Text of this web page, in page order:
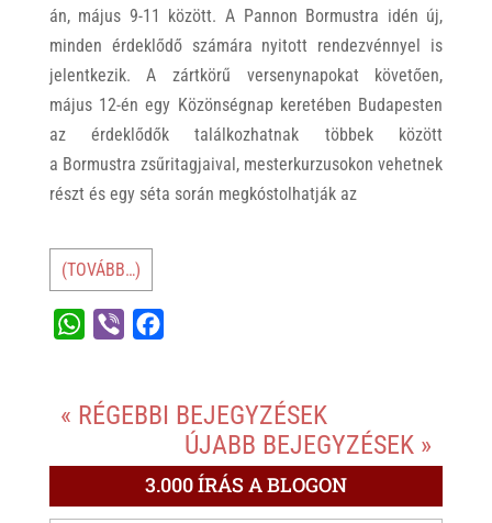
án, május 9-11 között. A Pannon Bormustra idén új,
minden érdeklődő számára nyitott rendezvénnyel is
jelentkezik. A zártkörű versenynapokat követően,
május 12-én egy Közönségnap keretében Budapesten
az érdeklődők találkozhatnak többek között
a Bormustra zsűritagjaival, mesterkurzusokon vehetnek
részt és egy séta során megkóstolhatják az
(TOVÁBB…)
t
p
e
o
o
« RÉGEBBI BEJEGYZÉSEK
ÚJABB BEJEGYZÉSEK »
3.000 ÍRÁS A BLOGON